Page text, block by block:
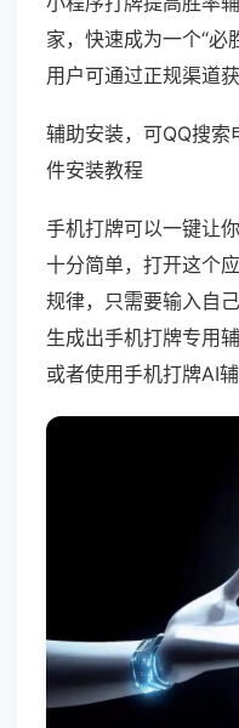
家，快速成为一个“必
用户可通过正规渠道获
辅助安装，可QQ搜
件安装教程
手机打牌可以一键让
十分简单，打开这个
规律，只需要输入自
生成出手机打牌专用
或者使用手机打牌AI